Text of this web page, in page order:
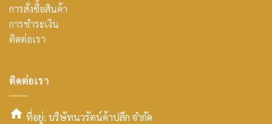
การสั่งซื้อสินค้า
การชำระเงิน
ติดต่อเรา
ติดต่อเรา
ที่อยู่: บริษัทนวรัตน์ค้าปลีก จำกัด